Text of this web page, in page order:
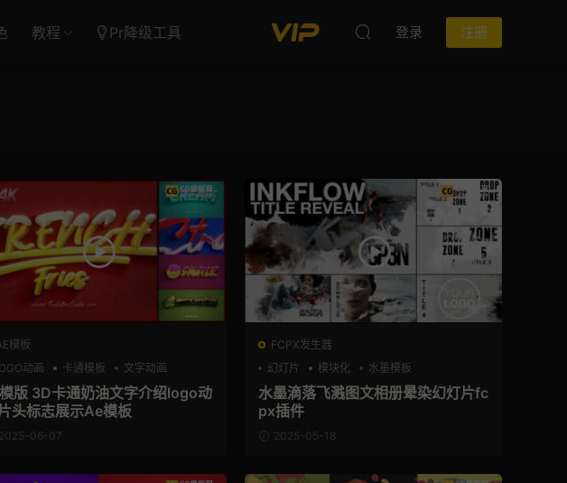
教程 Pr降级工具 登录 注册
模板
动画
卡通模板 文字动画
版 3D卡通奶油文字介绍logo动
头标志展示Ae模板
2025-06-07
FCPX发生器
幻灯片
模块化 水墨模板
水墨滴落飞溅图文相册晕染幻灯片fc
px插件
2025-05-18